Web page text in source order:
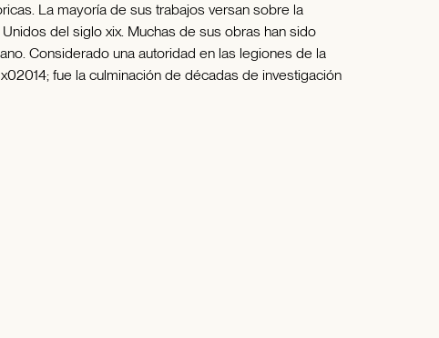
La mayoría de sus trabajos versan sobre la
del siglo xix. Muchas de sus obras han sido
Considerado una autoridad en las legiones de la
fue la culminación de décadas de investigación